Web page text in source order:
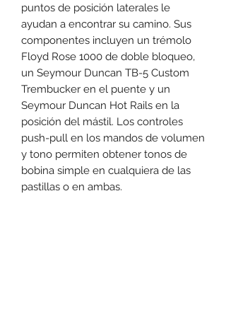
puntos de posición laterales le
ayudan a encontrar su camino. Sus
componentes incluyen un trémolo
Floyd Rose 1000 de doble bloqueo,
un Seymour Duncan TB-5 Custom
Trembucker en el puente y un
Seymour Duncan Hot Rails en la
posición del mástil. Los controles
push-pull en los mandos de volumen
y tono permiten obtener tonos de
bobina simple en cualquiera de las
pastillas o en ambas.